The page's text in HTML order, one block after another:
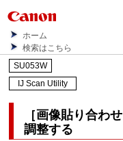
ホーム
検索はこちら
SU053W
IJ Scan Utility
［画像貼り合わせ
調整する